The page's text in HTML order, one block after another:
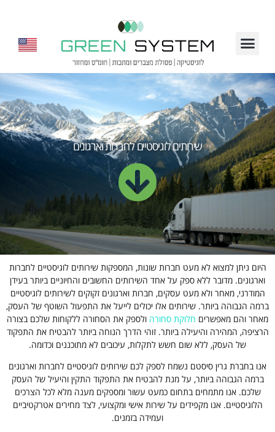
שירותים לוגיסטיים לחברות וארגונים
היום ניתן למצוא לא מעט חברות שונות, המספקות שירותים לוגיסטיים לחברות
וארגונים. מדובר ללא ספק על אחד השירותים החשובים והחיוניים ביותר בעידן
המודרני, מאחר ולא מעט עסקים, חברות וארגונים זקוקים לשירותים לוגיסטיים
ברמה הגבוהה ביותר. שירותים אלו יכולים לייעל את התפעול השוטף של העסק,
מאחר והם מאפשרים חלוקת סחורה ולספק את הסחורה ללקוחות שלכם בצורה
הרציפה, המהירה והיעילה ביותר. זוהי הדרך הנוחה ביותר להבטיח את התפקוד
של העסק, ללא שום חשש לתקלות, עיכובים לא מתוכננים וכדומה.
אנו בחברת גרין סיסטם נשמח לספק לכם שירותים לוגיסטיים לחברות וארגונים
ברמה הגבוהה ביותר, על מנת להבטיח את התפקוד התקין והיעיל של העסק
שלכם. אנו מתמחים בתחום כמעט עשור ומספקים מענה מלא לכל הצרכים
הלוגיסטיים. אנו מקפידים על שירות אישי ומקצועי, לצד מחירים אטרקטיביים
ועמידה בזמנים.